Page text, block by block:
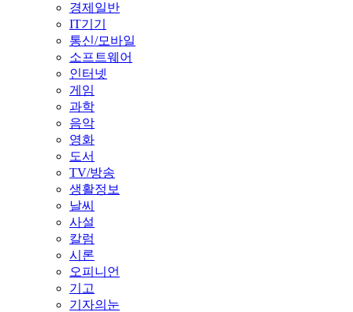
경제일반
IT기기
통신/모바일
소프트웨어
인터넷
게임
과학
음악
영화
도서
TV/방송
생활정보
날씨
사설
칼럼
시론
오피니언
기고
기자의눈